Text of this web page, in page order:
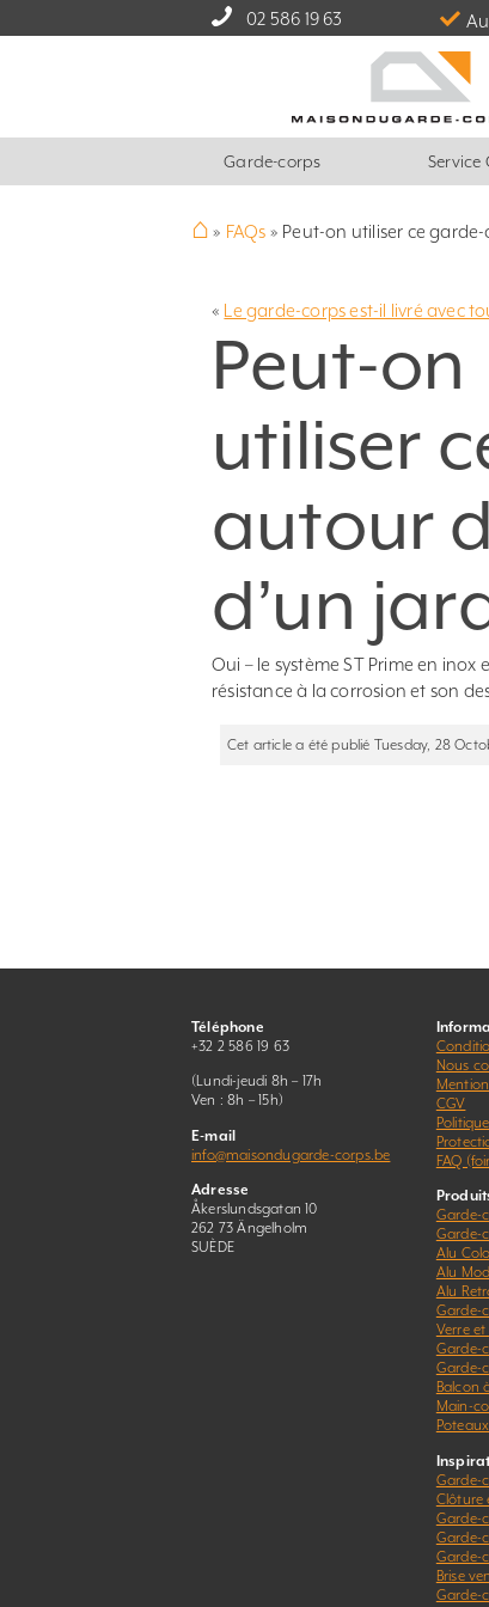
02 586 19 63
Garde-corps Service
⌂ » FAQs » Peut-on utiliser ce garde-
« Le garde-corps est-il livré avec
Peut-on
utiliser
autour
d’un
Oui – le système ST Prime en
résistance à la corrosion et son
Cet article a été publié Tuesday, 28
Téléphone
+32 2 586 19 63
(Lundi-jeudi 8h – 17h
Ven : 8h – 15h)
E-mail
info@maisondugarde-corps.be
Adresse
Åkerslundsgatan 10
262 73 Ängelholm
SUÈDE
Nous
CGV
FAQ
Garde-
Garde-
Alu
Alu
Alu
Garde-
Verre
Garde-
Garde-
Balcon
Main-
Garde-
Clôture
Garde-
Garde-
Garde-
Brise
Garde-